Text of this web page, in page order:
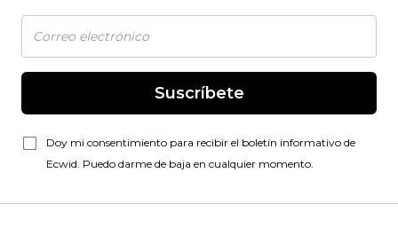
Suscríbete
Doy mi consentimiento para recibir el boletín informativo de
Ecwid. Puedo darme de baja en cualquier momento.